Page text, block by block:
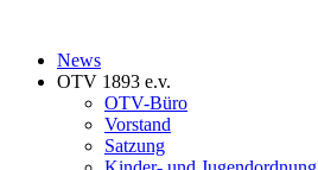
News
OTV 1893 e.v.
OTV-Büro
Vorstand
Satzung